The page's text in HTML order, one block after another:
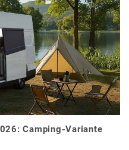
Camping-Variante